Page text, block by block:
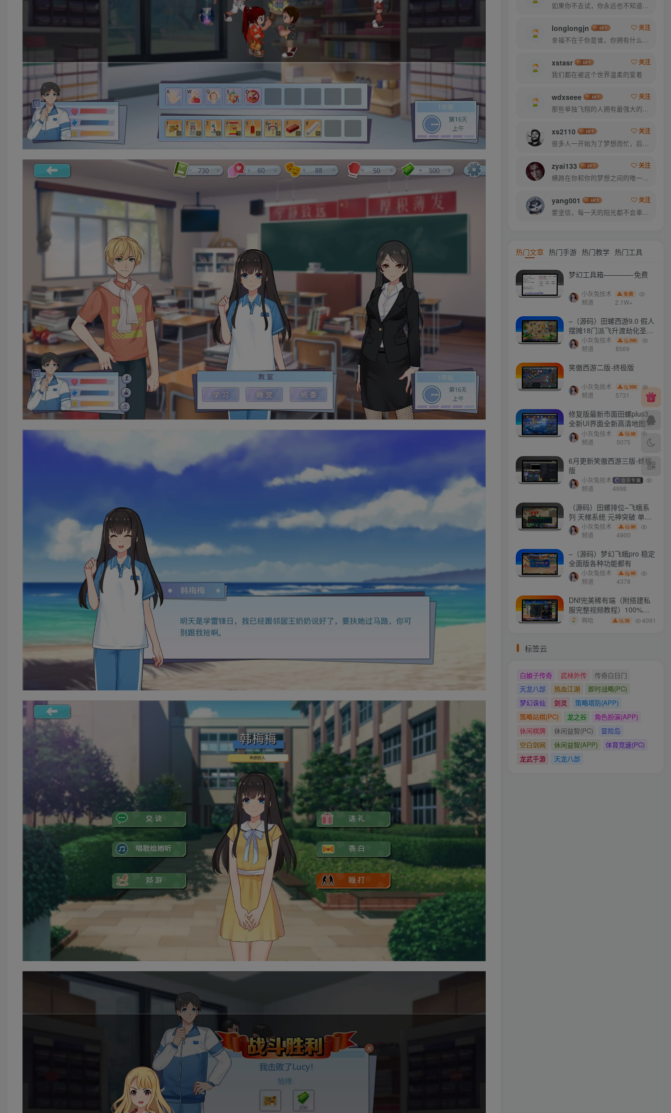
如果你不去试，你永远也不知道结果，所以去试试吧
longlongjn
关注
幸福不在于你是谁，你拥有什么，而仅仅在于你自己怎么看待
xstasr
关注
我们都在被这个世界温柔的爱着
wdxseee
关注
那些单独飞翔的人拥有最强大的翅膀
xs2110
关注
很多人一开始为了梦想而忙，后来忙得忘了梦想
zyai133
关注
横跨在你和你的梦想之间的唯一的东西就是奋力拼搏
yang001
关注
要坚信，每一天的阳光都不会辜负自己的笑容
热门文章 热门手游 热门教学 热门工具
梦幻工具箱————-免费
小灰兔技术
频道
免费
2.1W+
–（源码）田螺西游9.0 假人
摆摊18门派飞升渡劫化圣助
战最新BB谛听….
小灰兔技术
频道
298
8569
笑傲西游二版-终极版
小灰兔技术
频道
399
5731
修复版最新市面田螺plus3
全新UI界面全新高清地图18
门派 修复了后门ggeserver
打不开
小灰兔技术
频道
98
5075
6月更新笑傲西游三版-终极
版
小灰兔技术
频道
会员专属
4998
（源码）田螺排位–飞蛾系
列 天梯系统 元神突破 单机
免费 含GM工具
小灰兔技术
频道
98
4900
–（源码）梦幻飞蛾pro 稳定
全面版各种功能都有
小灰兔技术
频道
98
4378
DNf完美稀有端（附搭建私
服完整视频教程）100%可
搭建(附完美端升级补丁)
啊哈 38 4091
标签云
白娘子传奇 武林外传
传奇白日门
天龙八部
热血江湖
即时战略(PC)
梦幻诛仙
剑灵
策略塔防(APP)
策略站棋(PC)
龙之谷
角色扮演(APP)
休闲棋牌
休闲益智(PC)
冒险岛
空白剑网
休闲益智(APP)
体育竞速(PC)
龙武手游
天龙八部